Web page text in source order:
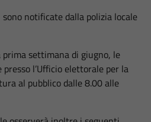
notificate dalla polizia locale
settimana di giugno, le
l’Ufficio elettorale per la
al pubblico dalle 8.00 alle